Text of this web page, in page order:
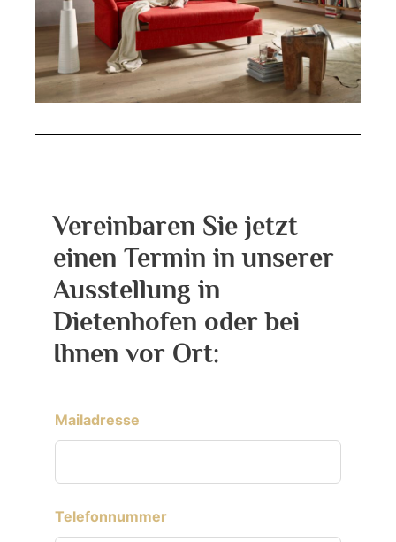
Vereinbaren Sie jetzt
einen Termin in unserer
Ausstellung in
Dietenhofen oder bei
Ihnen vor Ort:
Mailadresse
Telefonnummer